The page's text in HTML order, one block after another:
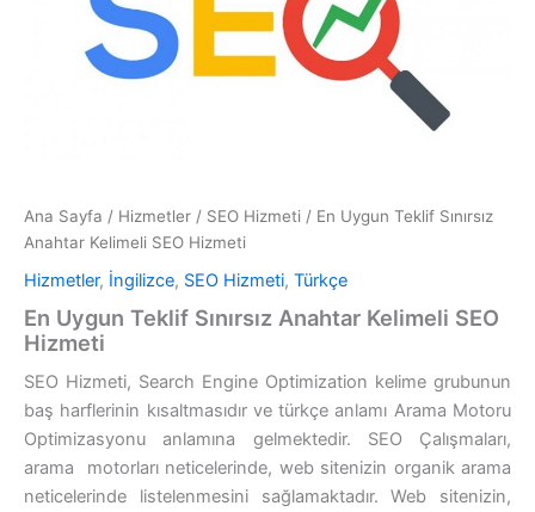
Ana Sayfa / Hizmetler / SEO Hizmeti / En Uygun Teklif Sınırsız
Anahtar Kelimeli SEO Hizmeti
Hizmetler, İngilizce, SEO Hizmeti, Türkçe
En Uygun Teklif Sınırsız Anahtar Kelimeli SEO
Hizmeti
SEO Hizmeti, Search Engine Optimization kelime grubunun
baş harflerinin kısaltmasıdır ve türkçe anlamı Arama Motoru
Optimizasyonu anlamına gelmektedir. SEO Çalışmaları,
arama motorları neticelerinde, web sitenizin organik arama
neticelerinde listelenmesini sağlamaktadır. Web sitenizin,